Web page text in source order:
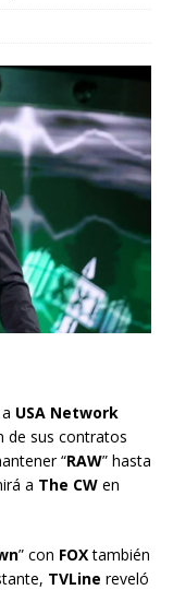
USA Network
de sus contratos
“RAW” hasta
a The CW en
” con FOXtambién
TVLine reveló